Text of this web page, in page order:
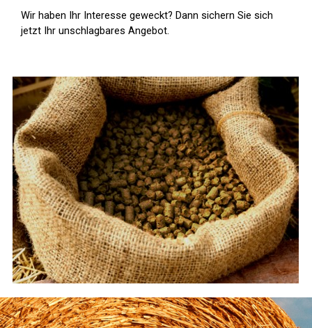
Wir haben Ihr Interesse geweckt? Dann sichern Sie sich
jetzt Ihr unschlagbares Angebot.